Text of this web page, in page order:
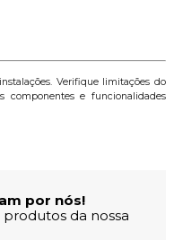
Verifique limitações do
componentes e funcionalidades
por nós!
da nossa